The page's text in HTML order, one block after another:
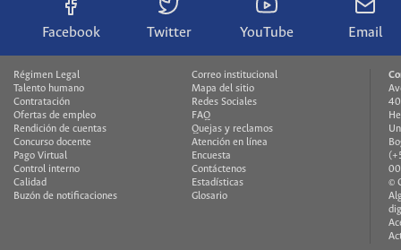
Facebook Twitter YouTube Email
Régimen Legal
Talento humano
Contratación
Ofertas de empleo
Rendición de cuentas
Concurso docente
Pago Virtual
Control interno
Calidad
Buzón de notificaciones
Correo institucional
Mapa del sitio
Redes Sociales
FAQ
Quejas y reclamos
Atención en línea
Encuesta
Contáctenos
Estadísticas
Glosario
©